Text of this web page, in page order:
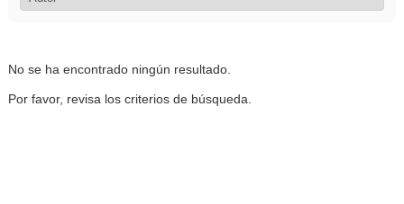
No se ha encontrado ningún resultado.
Por favor, revisa los criterios de búsqueda.